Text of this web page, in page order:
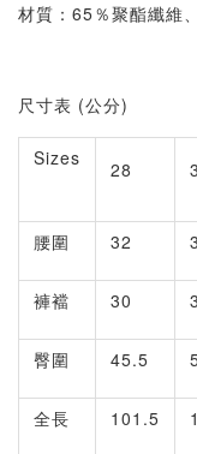
材質：65％聚酯纖維
尺寸表 (公分)
Sizes 28
腰圍 32
褲襠 30
臀圍 45.5
全長 101.5